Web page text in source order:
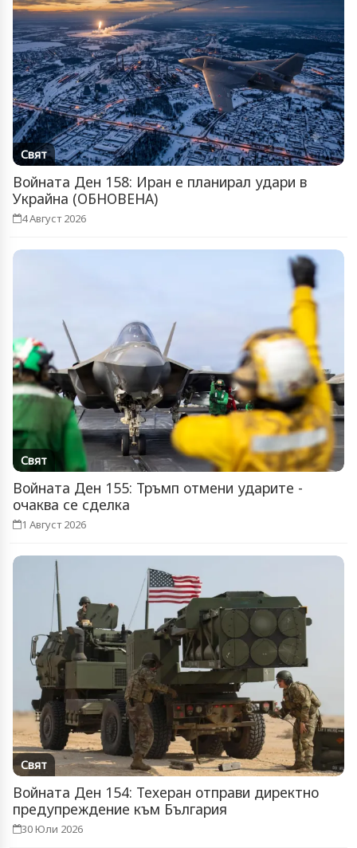
Свят
Войната Ден 158: Иран е планирал удари в
Украйна (ОБНОВЕНА)
4 Август 2026
Свят
Войната Ден 155: Тръмп отмени ударите -
очаква се сделка
1 Август 2026
Свят
Войната Ден 154: Техеран отправи директно
предупреждение към България
30 Юли 2026